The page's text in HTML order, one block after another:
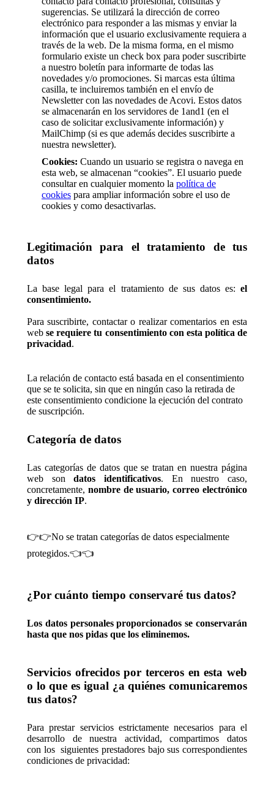
sugerencias. Se utilizará la dirección de correo
electrónico para responder a las mismas y enviar la
información que el usuario exclusivamente requiera a
través de la web. De la misma forma, en el mismo
formulario existe un check box para poder suscribirte
a nuestro boletín para informarte de todas las
novedades y/o promociones. Si marcas esta última
casilla, te incluiremos también en el envío de
Newsletter con las novedades de Acovi. Estos datos
se almacenarán en los servidores de 1and1 (en el
caso de solicitar exclusivamente información) y
MailChimp (si es que además decides suscribirte a
nuestra newsletter).
Cookies: Cuando un usuario se registra o navega en
esta web, se almacenan “cookies”. El usuario puede
consultar en cualquier momento la política de
cookies para ampliar información sobre el uso de
cookies y como desactivarlas.
Legitimación para el tratamiento de tus
datos
La base legal para el tratamiento de sus datos es: el
consentimiento.
Para suscribirte, contactar o realizar comentarios en esta
webse requiere tu consentimiento con esta política de
privacidad.
La relación de contacto está basada en el consentimiento
que se te solicita, sin que en ningún caso la retirada de
este consentimiento condicione la ejecución del contrato
de suscripción.
Categoría de datos
Las categorías de datos que se tratan en nuestra página
web sondatos identificativos. En nuestro caso,
concretamente, nombre de usuario, correo electrónico
y dirección IP.
👉👉No se tratan categorías de datos especialmente
protegidos.👈👈
¿Por cuánto tiempo conservaré tus datos?
Los datos personales proporcionados se conservarán
hasta que nos pidas que los eliminemos.
Servicios ofrecidos por terceros en esta web
o lo que es igual ¿a quiénes comunicaremos
tus datos?
Para prestar servicios estrictamente necesarios para el
desarrollo de nuestra actividad, compartimos datos
con los siguientes prestadores bajo sus correspondientes
condiciones de privacidad: